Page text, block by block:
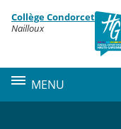
Menu de la rubrique
Contenu
Collège Condorcet
Nailloux
MENU